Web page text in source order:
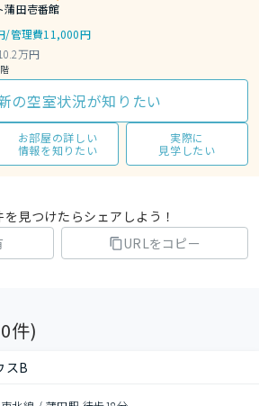
蒲田壱番館
/管理費11,000円
万円
の空室状況が知りたい
お部屋の詳しい
情報を知りたい
実際に
見学したい
見つけたらシェアしよう！
URLをコピー
件)
スB